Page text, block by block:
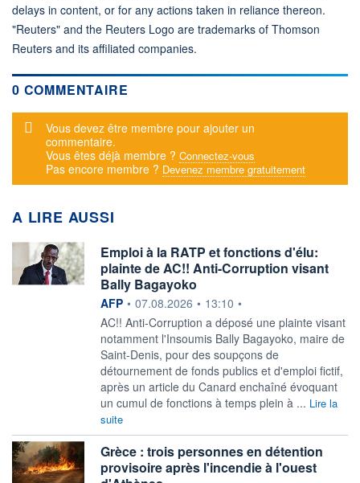
delays in content, or for any actions taken in reliance thereon.
"Reuters" and the Reuters Logo are trademarks of Thomson
Reuters and its affiliated companies.
0 COMMENTAIRE
Message d'alerte
Vous devez être membre pour ajouter un
commentaire.
Vous êtes déjà membre ? Connectez-vous
Pas encore membre ? Devenez membre gratuitement
A LIRE AUSSI
Emploi à la RATP et fonctions d'élu:
plainte de AC!! Anti-Corruption visant
Bally Bagayoko
information fournie par
AFP • 07.08.2026 • 13:10 •
AC!! Anti-Corruption a déposé une plainte visant
notamment l'Insoumis Bally Bagayoko, maire de
Saint-Denis, pour des soupçons de
détournement de fonds publics et d'emploi fictif,
après un article du Canard enchaîné évoquant
un cumul de fonctions à temps plein à ... Lire la
suite
Grèce : trois personnes en détention
provisoire après l'incendie à l'ouest